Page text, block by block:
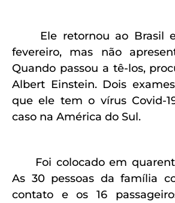
Ele retornou ao Brasil
fevereiro, mas não
Quando passou a tê-los,
Albert Einstein. Dois
que ele tem o vírus Covid-
caso na América do Sul.
Foi colocado em
As 30 pessoas da família
contato e os 16